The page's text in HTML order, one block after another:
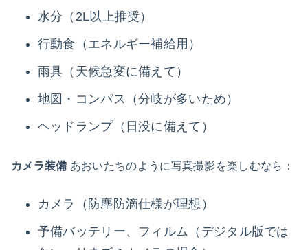
水分（2L以上推奨）
行動食（エネルギー補給用）
雨具（天候急変に備えて）
地図・コンパス（分岐が多いため）
ヘッドランプ（日没に備えて）
カメラ装備 あおいたちのように写真撮影を楽しむなら：
カメラ（防塵防滴仕様が理想）
予備バッテリー、フィルム（デジタル版では